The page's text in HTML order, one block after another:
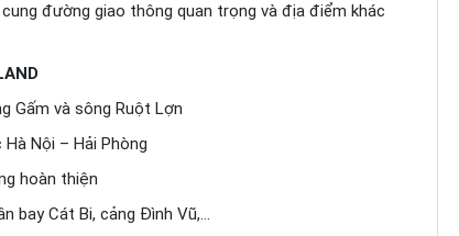
đường giao thông quan trọng và địa điểm khác
Gấm và sông Ruột Lợn
Nội – Hải Phòng
hoàn thiện
bay Cát Bi, cảng Đình Vũ,…